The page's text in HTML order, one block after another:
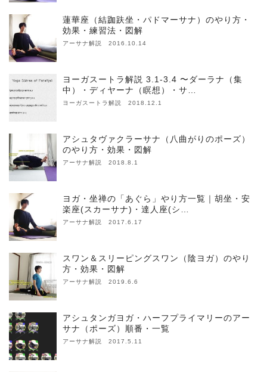
蓮華座（結跏趺坐・パドマーサナ）のやり方・
効果・練習法・図解
アーサナ解説 2016.10.14
ヨーガスートラ解説 3.1-3.4 〜ダーラナ（集
中）・ディヤーナ（瞑想）・サ…
ヨーガスートラ解説 2018.12.1
アシュタヴァクラーサナ（八曲がりのポーズ）
のやり方・効果・図解
アーサナ解説 2018.8.1
ヨガ・坐禅の「あぐら」やり方一覧｜胡坐・安
楽座(スカーサナ)・達人座(シ…
アーサナ解説 2017.6.17
スワン＆スリーピングスワン（陰ヨガ）のやり
方・効果・図解
アーサナ解説 2019.6.6
アシュタンガヨガ・ハーフプライマリーのアー
サナ（ポーズ）順番・一覧
アーサナ解説 2017.5.11